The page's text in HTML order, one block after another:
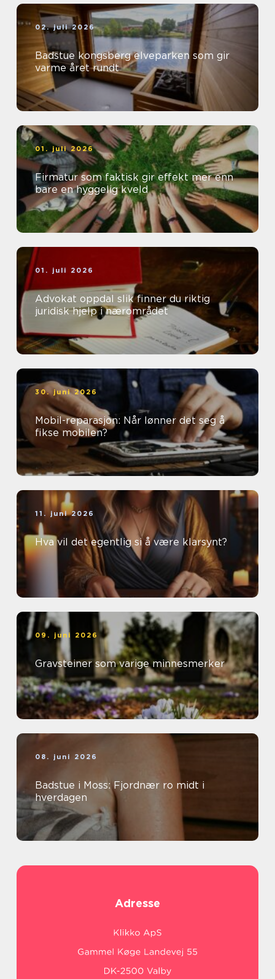
02. juli 2026
Badstue kongsberg elveparken som gir
varme året rundt
01. juli 2026
Firmatur som faktisk gir effekt mer enn
bare en hyggelig kveld
01. juli 2026
Advokat oppdal slik finner du riktig
juridisk hjelp i nærområdet
30. juni 2026
Mobil-reparasjon: Når lønner det seg å
fikse mobilen?
11. juni 2026
Hva vil det egentlig si å være klarsynt?
09. juni 2026
Gravsteiner som varige minnesmerker
08. juni 2026
Badstue i Moss: Fjordnær ro midt i
hverdagen
Adresse